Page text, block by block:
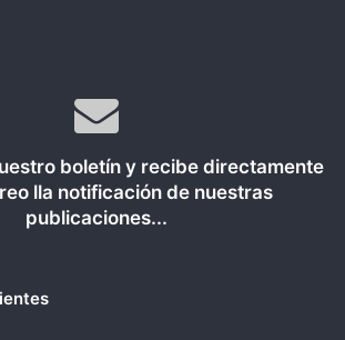
boletín y recibe directamente
lla notificación de nuestras
publicaciones...